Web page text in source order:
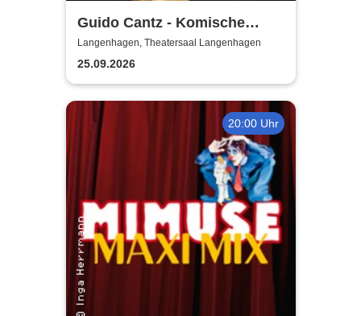
Guido Cantz - Komische
Zeiten | Das neue Programm
Langenhagen, Theatersaal Langenhagen
25.09.2026
20:00 Uhr